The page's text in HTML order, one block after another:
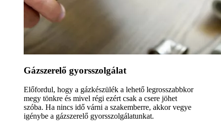
Gázszerelő gyorsszolgálat
Előfordul, hogy a gázkészülék a lehető legrosszabbkor
megy tönkre és mivel régi ezért csak a csere jöhet
szóba. Ha nincs idő várni a szakemberre, akkor vegye
igénybe a gázszerelő gyorsszolgálatunkat.